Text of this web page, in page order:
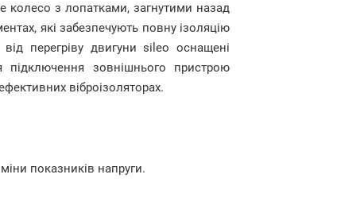
колесо з лопатками, загнутими назад
які забезпечують повну ізоляцію
перегріву двигуни sileo оснащені
зовнішнього пристрою
віброізоляторах.
показників напруги.